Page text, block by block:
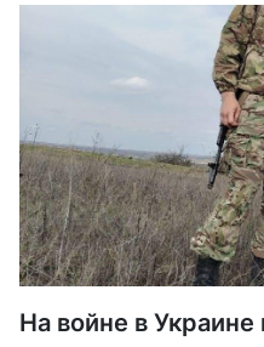
На войне в Украине